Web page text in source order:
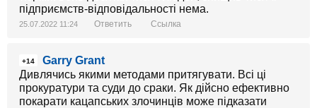
підприємств-відповідальності нема.
25.07.2022 11:24 Ответить Ссылка
+14
Garry Grant
Дивлячись якими методами притягувати. Всі ці
прокуратури та суди до сраки. Як дійсно ефективно
покарати кацапських злочинців може підказати